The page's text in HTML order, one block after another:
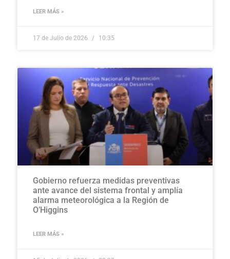
LEER MÁS »
17 de Julio de 2026 10:35
Gobierno refuerza medidas preventivas
ante avance del sistema frontal y amplía
alarma meteorológica a la Región de
O’Higgins
LEER MÁS »